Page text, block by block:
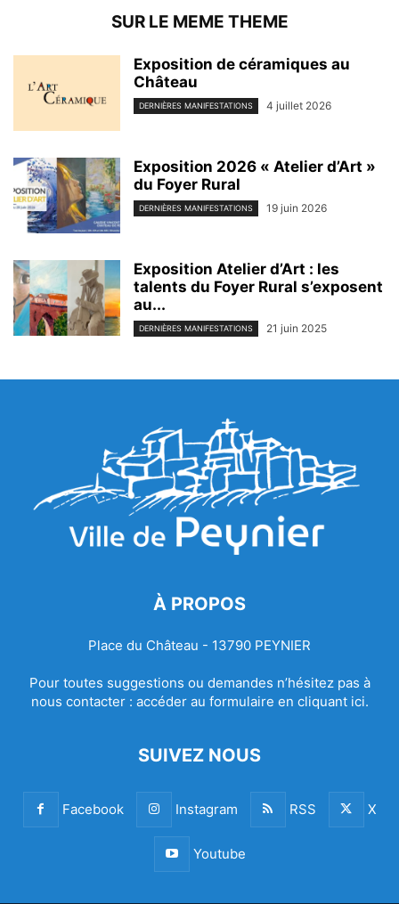
SUR LE MEME THEME
Exposition de céramiques au
Château
DERNIÈRES MANIFESTATIONS 4 juillet 2026
Exposition 2026 « Atelier d’Art »
du Foyer Rural
DERNIÈRES MANIFESTATIONS 19 juin 2026
Exposition Atelier d’Art : les
talents du Foyer Rural s’exposent
au...
DERNIÈRES MANIFESTATIONS 21 juin 2025
À PROPOS
Place du Château - 13790 PEYNIER
Pour toutes suggestions ou demandes n’hésitez pas à
nous contacter : accéder au formulaire en cliquant ici.
SUIVEZ NOUS
Facebook Instagram RSS X
Youtube